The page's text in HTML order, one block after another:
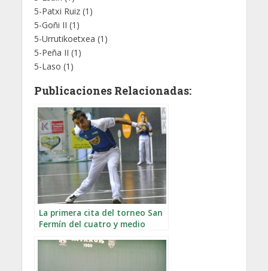
5-Patxi Ruiz (1)
5-Goñi II (1)
5-Urrutikoetxea (1)
5-Peña II (1)
5-Laso (1)
Publicaciones Relacionadas:
La primera cita del torneo San
Fermín del cuatro y medio